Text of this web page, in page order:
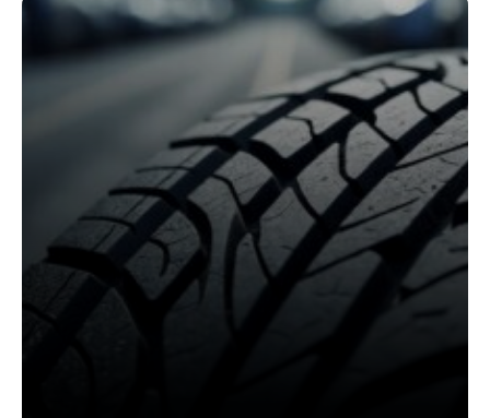
jamais osé proposer et qui pourrait
tout changer